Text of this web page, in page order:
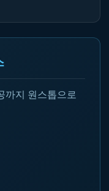
까지 원스톱으로